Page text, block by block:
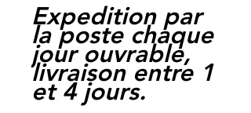
Expedition par
la poste chaque
jour ouvrable,
livraison entre 1
et 4 jours.